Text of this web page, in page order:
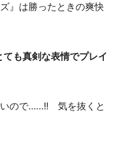
』は勝ったときの爽快
も真剣な表情でプレイ
いので……!! 気を抜くと